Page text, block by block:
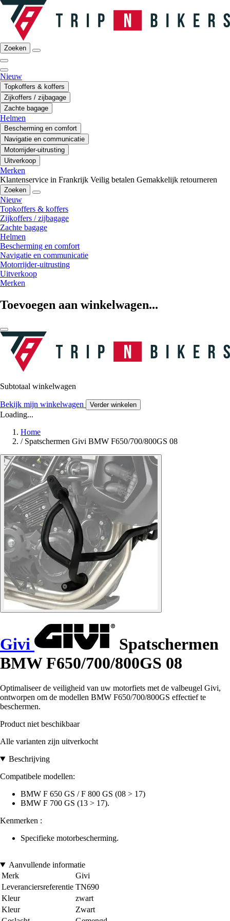
Zoeken
Nieuw
Topkoffers & koffers
Zijkoffers / zijbagage
Zachte bagage
Helmen
Bescherming en comfort
Navigatie en communicatie
Motorrijder-uitrusting
Uitverkoop
Merken
Klantenservice in Frankrijk Veilig betalen Gemakkelijk retourneren
Zoeken
Nieuw
Topkoffers & koffers
Zijkoffers / zijbagage
Zachte bagage
Helmen
Bescherming en comfort
Navigatie en communicatie
Motorrijder-uitrusting
Uitverkoop
Merken
Toevoegen aan winkelwagen...
Subtotaal winkelwagen
Bekijk mijn winkelwagen Verder winkelen
Loading...
Home
/ Spatschermen Givi BMW F650/700/800GS 08
Givi
Spatschermen
BMW F650/700/800GS 08
Optimaliseer de veiligheid van uw motorfiets met de valbeugel Givi,
ontworpen om de modellen BMW F650/700/800GS effectief te
beschermen.
Product niet beschikbaar
Alle varianten zijn uitverkocht
Beschrijving
Compatibele modellen:
BMW F 650 GS / F 800 GS (08 > 17)
BMW F 700 GS (13 > 17).
Kenmerken :
Specifieke motorbescherming.
Aanvullende informatie
Merk
Givi
Leveranciersreferentie TN690
Kleur
zwart
Kleur
Zwart